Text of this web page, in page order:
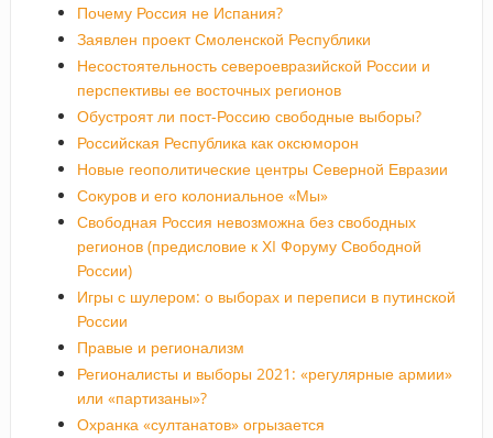
Почему Россия не Испания?
Заявлен проект Смоленской Республики
Несостоятельность североевразийской России и
перспективы ее восточных регионов
Обустроят ли пост-Россию свободные выборы?
Российская Республика как оксюморон
Новые геополитические центры Северной Евразии
Сокуров и его колониальное «Мы»
Свободная Россия невозможна без свободных
регионов (предисловие к ХI Форуму Свободной
России)
Игры с шулером: о выборах и переписи в путинской
России
Правые и регионализм
Регионалисты и выборы 2021: «регулярные армии»
или «партизаны»?
Охранка «султанатов» огрызается